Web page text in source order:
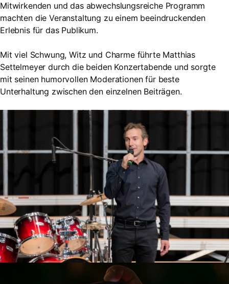
Mitwirkenden und das abwechslungsreiche Programm
machten die Veranstaltung zu einem beeindruckenden
Erlebnis für das Publikum.
Mit viel Schwung, Witz und Charme führte Matthias
Settelmeyer durch die beiden Konzertabende und sorgte
mit seinen humorvollen Moderationen für beste
Unterhaltung zwischen den einzelnen Beiträgen.